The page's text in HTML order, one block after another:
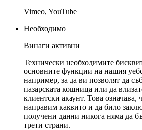
Vimeo, YouTube
Необходимо
Винаги активни
Технически необходимите
основните функции на нашия
например, за да ви позволят да
пазарската кошница или да
клиентски акаунт. Това означава,
направим каквито и да било
получени данни никога няма да
трети страни.